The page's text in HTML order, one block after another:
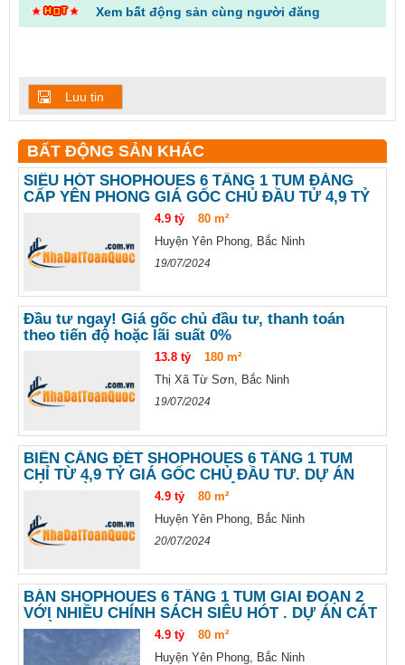
Xem bất động sản cùng người đăng
Luu tin
BẤT ĐỘNG SẢN KHÁC
SIÊU HÓT SHOPHOUES 6 TẦNG 1 TUM ĐẲNG
CẤP YÊN PHONG GIÁ GỐC CHỦ ĐẦU TỬ 4,9 TỶ
4.9 tỷ
80 m²
Huyện Yên Phong, Bắc Ninh
19/07/2024
Đầu tư ngay! Giá gốc chủ đầu tư, thanh toán
theo tiến độ hoặc lãi suất 0%
13.8 tỷ
180 m²
Thị Xã Từ Sơn, Bắc Ninh
19/07/2024
BIẾN CĂNG ĐÉT SHOPHOUES 6 TẦNG 1 TUM
CHỈ TỪ 4,9 TỶ GIÁ GỐC CHỦ ĐẦU TƯ. DỰ ÁN
CÁT TƯỜNG SMART CITY YÊN PHONG
4.9 tỷ
80 m²
Huyện Yên Phong, Bắc Ninh
20/07/2024
BÁN SHOPHOUES 6 TẦNG 1 TUM GIAI ĐOẠN 2
VỚI NHIỀU CHÍNH SÁCH SIÊU HÓT . DỰ ÁN CÁT
TƯỜNG SMART CITY
4.9 tỷ
80 m²
Huyện Yên Phong, Bắc Ninh